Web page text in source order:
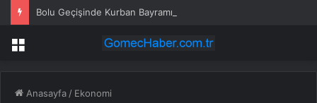
Bolu Geçişinde Kurban Bayramı Trafik Yoğunluğu
Menü
Anasayfa / Ekonomi